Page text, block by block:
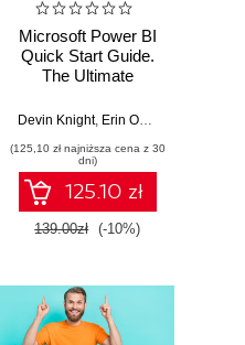
Microsoft Power BI
Quick Start Guide.
The Ultimate
to Power BI, Data
Tools, and
Microsoft Fabric -
Fourth Edition
Devin Knight, Erin Ostrowsky
(125,10 zł najniższa cena z 30
dni)
125.10 zł
139.00zł (-10%)